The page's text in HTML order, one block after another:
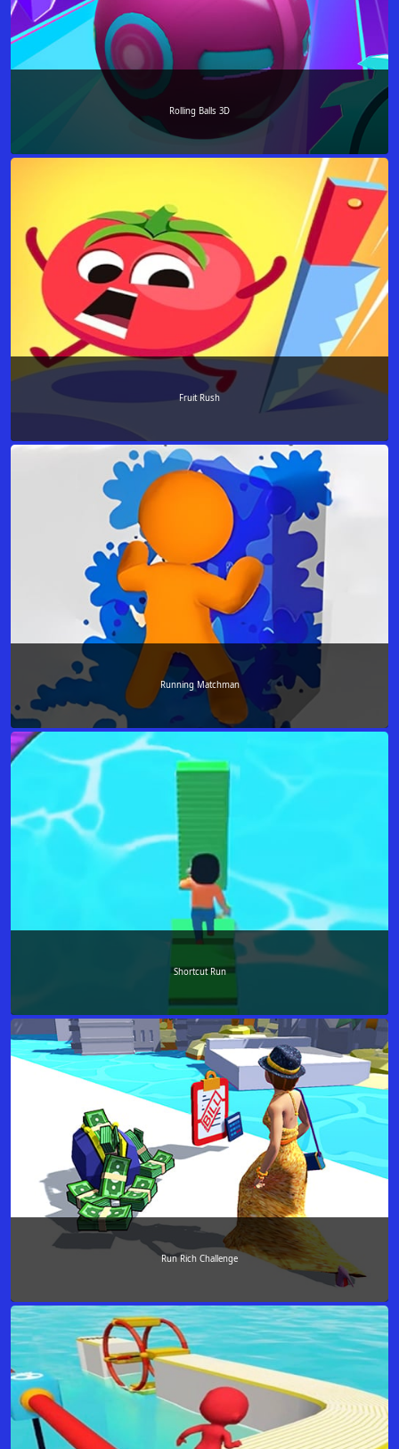
Rolling Balls 3D
Fruit Rush
Running Matchman
Shortcut Run
Run Rich Challenge